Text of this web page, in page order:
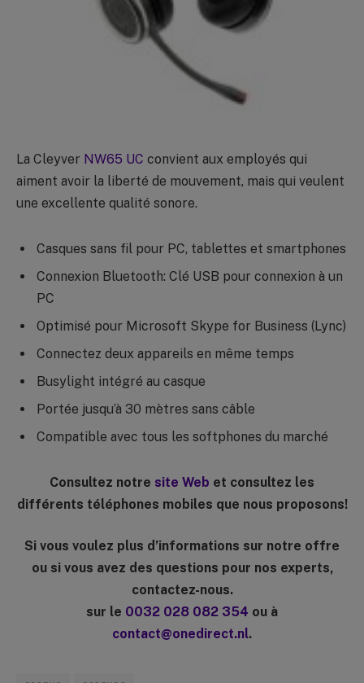
La Cleyver NW65 UC convient aux employés qui
aiment avoir la liberté de mouvement, mais qui veulent
une excellente qualité sonore.
Casques sans fil pour PC, tablettes et smartphones
Connexion Bluetooth: Clé USB pour connexion à un
PC
Optimisé pour Microsoft Skype for Business (Lync)
Connectez deux appareils en même temps
Busylight intégré au casque
Portée jusqu’à 30 mètres sans câble
Compatible avec tous les softphones du marché
Consultez notre site Web et consultez les
différents téléphones mobiles que nous proposons!
Si vous voulez plus d’informations sur notre offre
ou si vous avez des questions pour nos experts,
contactez-nous.
sur le 0032 028 082 354 ou à
contact@onedirect.nl.